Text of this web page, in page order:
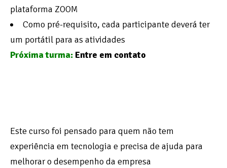
plataforma ZOOM
Como pré-requisito, cada participante deverá ter
um portátil para as atividades
Próxima turma: Entre em contato
Este curso foi pensado para quem não tem
experiência em tecnologia e precisa de ajuda para
melhorar o desempenho da empresa